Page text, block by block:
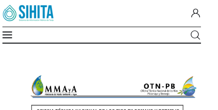
Calidad de Agua Cuenca Alta de Río
Bermejo
Nosotros